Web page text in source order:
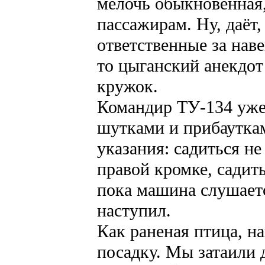
пассажирам. Ну,
ответственные за
то цыганский
кружок.
Командир ТУ-134 уже
шутками и
указания: садиться
правой кромке,
пока машина
наступил.
Как раненая птица,
посадку. Мы затаили